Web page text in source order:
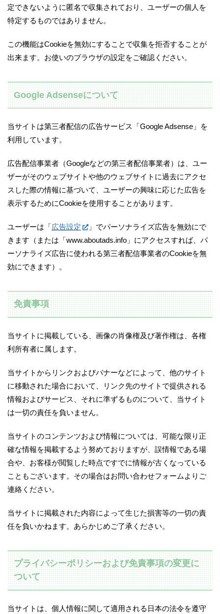
定できないように匿名で収集されており、ユーザーの個人を
特定するものではありません。
この機能はCookieを無効にすることで収集を拒否することが
出来ます。お使いのブラウザの設定をご確認ください。
Google Adsenseについて
当サイトは第三者配信の広告サービス「Google Adsense」を
利用しています。
広告配信事業者（Googleなどの第三者配信事業者）は、ユー
ザーがそのウェブサイトや他のウェブサイトに過去にアクセ
スした際の情報に基づいて、ユーザーの興味に応じた広告を
表示するためにCookieを使用することがあります。
ユーザーは「広告設定
」でパーソナライズ広告を無効にで
きます（または「www.aboutads.info」にアクセスすれば、パ
ーソナライズ広告に使われる第三者配信事業者のCookieを無
効にできます）。
免責事項
当サイトに掲載している、画像の肖像権及び著作権は、各権
利所有者に属します。
当サイトからリンクおよびバナーなどによって、他のサイト
に移動された場合において、リンク先のサイトで提供される
情報およびサービス、それに準ずるものについて、当サイト
は一切の責任を負いません。
当サイトのコンテンツおよび情報については、可能な限り正
確な情報を掲載するよう努めておりますが、誤情報である場
合や、お客様が閲覧した時点ですでに情報が古くなっている
こともございます。その場合はお問い合わせフォームよりご
連絡ください。
当サイトに掲載された内容によって生じた損害等の一切の責
任を負いかねます。あらかじめご了承ください。
プライバシーポリシーおよび免責事項の変更に
ついて
当サイトは、個人情報に関して適用される日本の法令を遵守